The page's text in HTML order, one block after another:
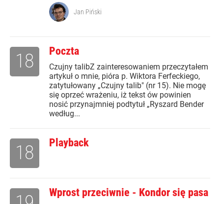
Jan Piński
Poczta
Czujny talibZ zainteresowaniem przeczytałem
artykuł o mnie, pióra p. Wiktora Ferfeckiego,
zatytułowany „Czujny talib" (nr 15). Nie mogę
się oprzeć wrażeniu, iż tekst ów powinien
nosić przynajmniej podtytuł „Ryszard Bender
według...
18
Playback
18
Wprost przeciwnie - Kondor się pasa